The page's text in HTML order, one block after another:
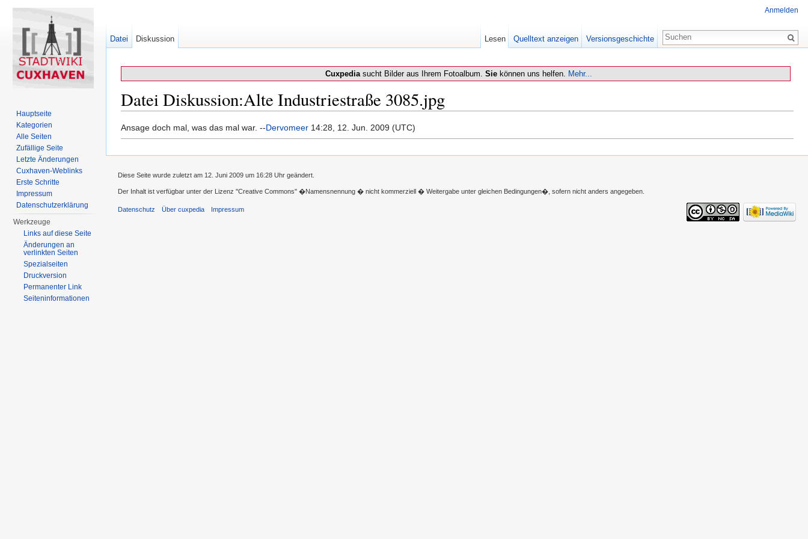
Cuxpediasucht Bilder aus Ihrem Fotoalbum. Sie können uns helfen. Mehr...
Datei Diskussion:Alte Industriestraße 3085.jpg
Ansage doch mal, was das mal war. --Dervomeer 14:28, 12. Jun. 2009 (UTC)
Anmelden
Datei Diskussion Lesen Quelltext anzeigen Versionsgeschichte
Hauptseite
Kategorien
Alle Seiten
Zufällige Seite
Letzte Änderungen
Cuxhaven-Weblinks
Erste Schritte
Impressum
Datenschutzerklärung
Werkzeuge
Links auf diese Seite
Änderungen an
verlinkten Seiten
Spezialseiten
Druckversion
Permanenter Link
Seiten­informationen
Diese Seite wurde zuletzt am 12. Juni 2009 um 16:28 Uhr geändert.
Der Inhalt ist verfügbar unter der Lizenz ''Creative Commons'' �Namensnennung � nicht kommerziell � Weitergabe unter gleichen Bedingungen�, sofern nicht anders angegeben.
Datenschutz Über cuxpedia Impressum